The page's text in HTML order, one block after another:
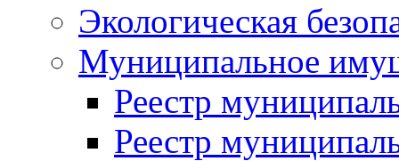
Экологическая
Муниципальное
Реестр
Реестр